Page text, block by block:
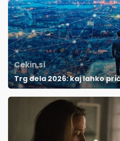
Cekin.si
Trg dela 2026: kaj lahko